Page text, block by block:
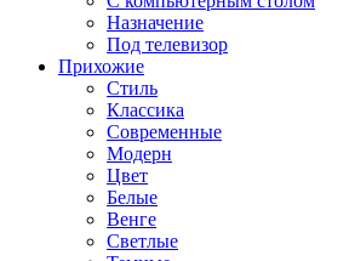
Назначение
Под телевизор
Прихожие
Стиль
Классика
Современные
Модерн
Цвет
Белые
Венге
Светлые